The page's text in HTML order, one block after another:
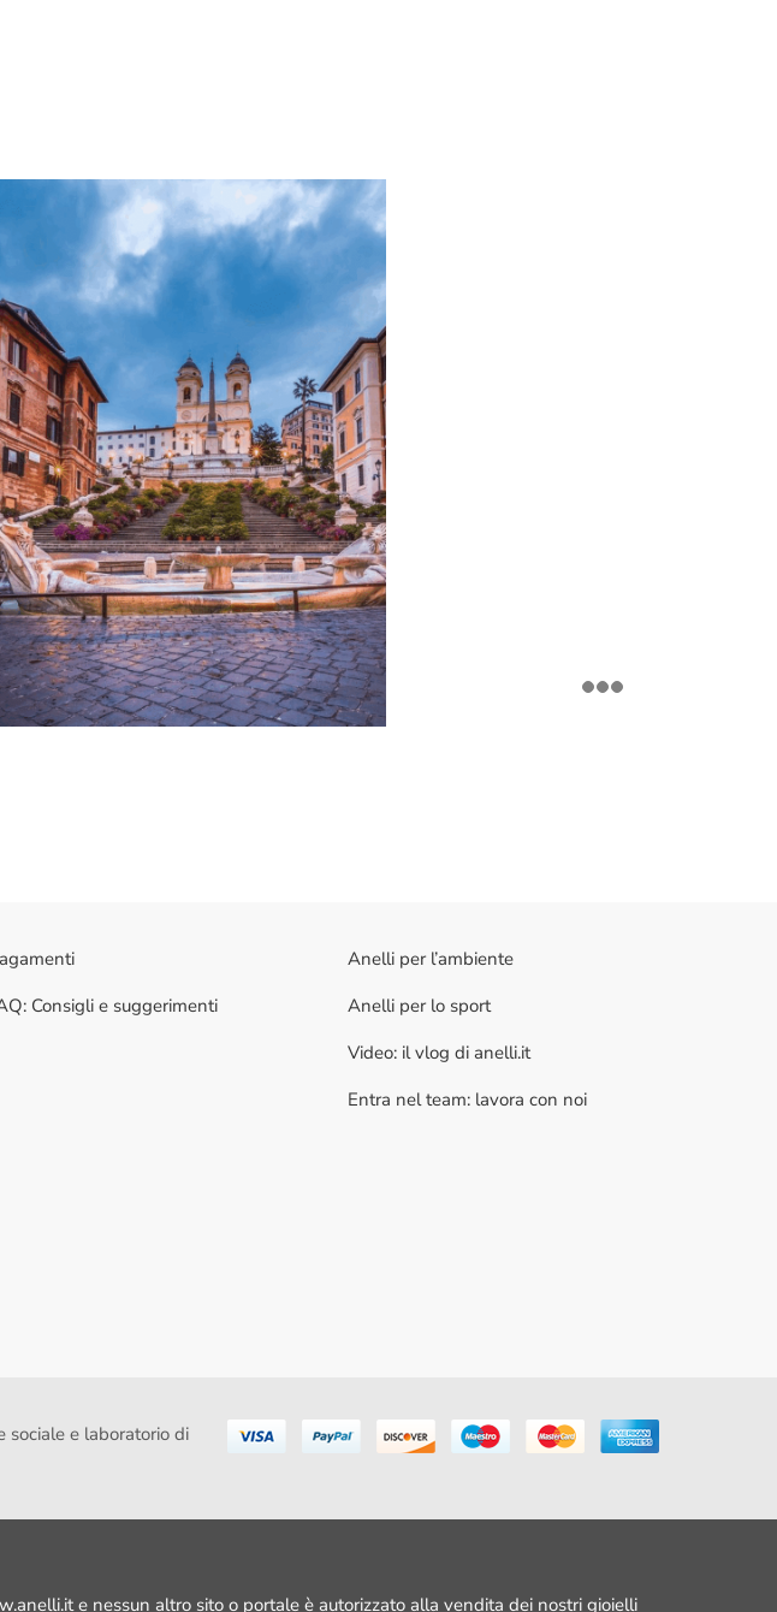
Consigli e suggerimenti
Anelli per l’ambiente
Anelli per lo sport
Video: il vlog di anelli.it
Entra nel team: lavora con noi
e laboratorio di
e nessun altro sito o portale è autorizzato alla vendita dei nostri gioielli